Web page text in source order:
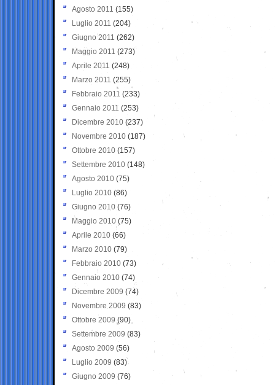
Agosto 2011 (155)
Luglio 2011 (204)
Giugno 2011 (262)
Maggio 2011 (273)
Aprile 2011 (248)
Marzo 2011 (255)
Febbraio 2011 (233)
Gennaio 2011 (253)
Dicembre 2010 (237)
Novembre 2010 (187)
Ottobre 2010 (157)
Settembre 2010 (148)
Agosto 2010 (75)
Luglio 2010 (86)
Giugno 2010 (76)
Maggio 2010 (75)
Aprile 2010 (66)
Marzo 2010 (79)
Febbraio 2010 (73)
Gennaio 2010 (74)
Dicembre 2009 (74)
Novembre 2009 (83)
Ottobre 2009 (90)
Settembre 2009 (83)
Agosto 2009 (56)
Luglio 2009 (83)
Giugno 2009 (76)